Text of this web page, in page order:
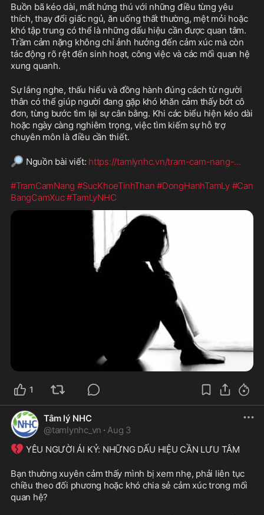
Buồn bã kéo dài, mất hứng thú với những điều từng yêu
thích, thay đổi giấc ngủ, ăn uống thất thường, mệt mỏi hoặc
khó tập trung có thể là những dấu hiệu cần được quan tâm.
Trầm cảm nặng không chỉ ảnh hưởng đến cảm xúc mà còn
tác động rõ rệt đến sinh hoạt, công việc và các mối quan hệ
xung quanh.
Sự lắng nghe, thấu hiểu và đồng hành đúng cách từ người
thân có thể giúp người đang gặp khó khăn cảm thấy bớt cô
đơn, từng bước tìm lại sự cân bằng. Khi các biểu hiện kéo dài
hoặc ngày càng nghiêm trọng, việc tìm kiếm sự hỗ trợ
chuyên môn là điều cần thiết.
🔎 Nguồn bài viết: https://tamlynhc.vn/tram-cam-nang-...
#TramCamNang #SucKhoeTinhThan #DongHanhTamLy #Can
BangCamXuc#TamLyNHC
1
Tâm lý NHC
@tamlynhc_vn · Aug 3
💔 YÊU NGƯỜI ÁI KỶ: NHỮNG DẤU HIỆU CẦN LƯU TÂM
Bạn thường xuyên cảm thấy mình bị xem nhẹ, phải liên tục
chiều theo đối phương hoặc khó chia sẻ cảm xúc trong mối
quan hệ?